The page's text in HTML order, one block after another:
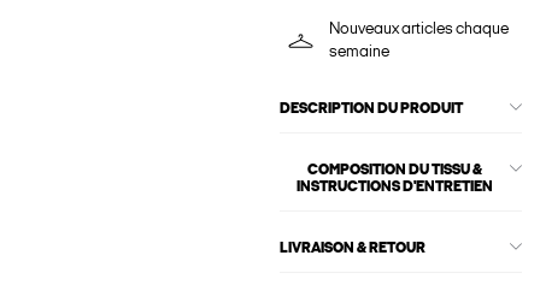
Nouveaux articles chaque
semaine
DESCRIPTION DU PRODUIT
COMPOSITION DU TISSU &
INSTRUCTIONS D'ENTRETIEN
LIVRAISON & RETOUR